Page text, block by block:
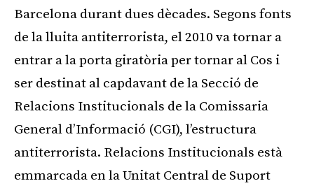
Barcelona durant dues dècades. Segons fonts
de la lluita antiterrorista, el 2010 va tornar a
entrar a la porta giratòria per tornar al Cos i
ser destinat al capdavant de la Secció de
Relacions Institucionals de la Comissaria
General d’Informació (CGI), l’estructura
antiterrorista. Relacions Institucionals està
emmarcada en la Unitat Central de Suport